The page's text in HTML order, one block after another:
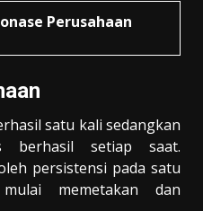
Perusahaan
satu kali sedangkan
berhasil setiap saat.
persistensi pada satu
memetakan dan